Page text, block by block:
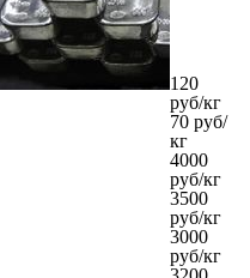
120
руб/кг
70 руб/
кг
4000
руб/кг
3500
руб/кг
3000
руб/кг